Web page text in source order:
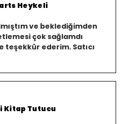
Heykeli
ve beklediğimden
çok sağlamdı
teşekkür ederim. Satıcı
Kitap Tutucu